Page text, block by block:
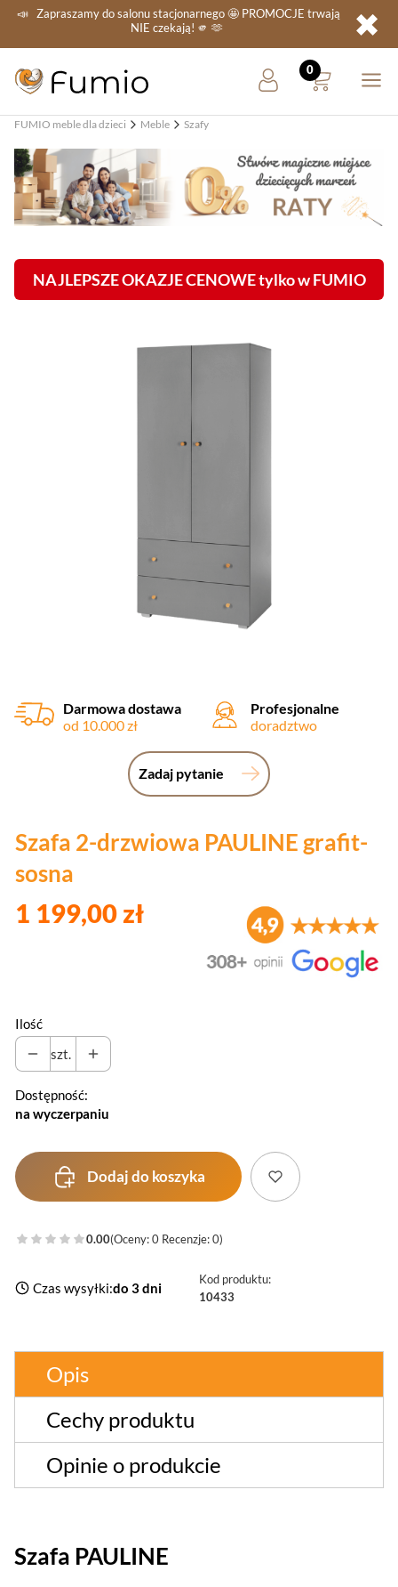
📣 Zapraszamy do salonu stacjonarnego🤩 PROMOCJE trwają
NIE czekają! 🫵 🫶 ✖
FUMIO meble dla dzieci Meble Szafy
NAJLEPSZE OKAZJE CENOWE tylko w FUMIO
Darmowa dostawa
od 10.000 zł
Profesjonalne
doradztwo
Zadaj pytanie
Szafa 2-drzwiowa PAULINE grafit-
sosna
1 199,00 zł
Ilość
szt.
Dostępność:
na wyczerpaniu
Dodaj do koszyka
0.00(Oceny: 0 Recenzje: 0)
Czas wysyłki:do 3 dni
Kod produktu:
10433
Opis
Cechy produktu
Opinie o produkcie
Szafa PAULINE